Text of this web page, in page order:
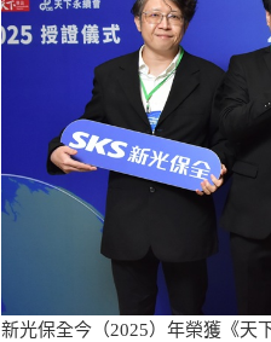
新光保全今（2025）年榮獲《天